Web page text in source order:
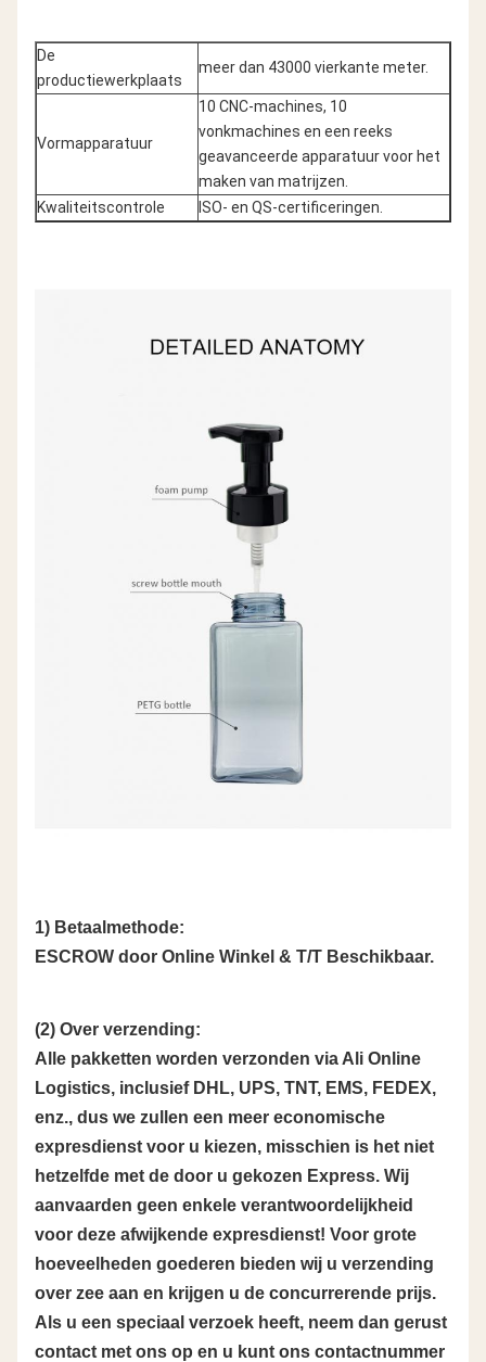
De
productiewerkplaats
meer dan 43000 vierkante meter.
Vormapparatuur
10 CNC-machines, 10
vonkmachines en een reeks
geavanceerde apparatuur voor het
maken van matrijzen.
Kwaliteitscontrole
ISO- en QS-certificeringen.
1) Betaalmethode:
ESCROW door Online Winkel & T/T Beschikbaar.
(2) Over verzending:
Alle pakketten worden verzonden via Ali Online
Logistics, inclusief DHL, UPS, TNT, EMS, FEDEX,
enz., dus we zullen een meer economische
expresdienst voor u kiezen, misschien is het niet
hetzelfde met de door u gekozen Express. Wij
aanvaarden geen enkele verantwoordelijkheid
voor deze afwijkende expresdienst! Voor grote
hoeveelheden goederen bieden wij u verzending
over zee aan en krijgen u de concurrerende prijs.
Als u een speciaal verzoek heeft, neem dan gerust
contact met ons op en u kunt ons contactnummer